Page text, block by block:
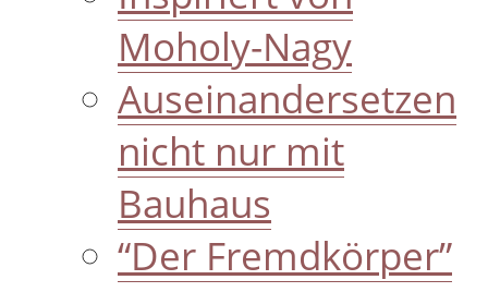
Moholy-Nagy
Auseinandersetzen
nicht nur mit
Bauhaus
“Der Fremdkörper”